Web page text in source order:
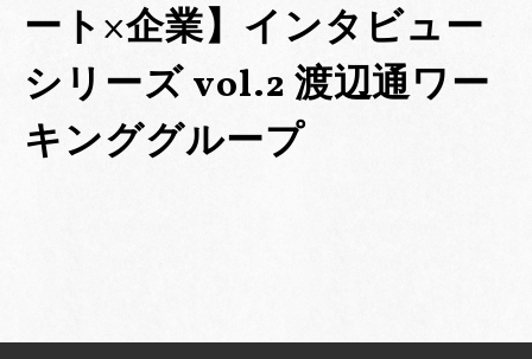
ート×企業】インタビュー
シリーズ vol.2 渡辺通ワー
キンググループ